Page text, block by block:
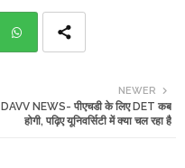
ats
NEWER
DAVV NEWS- पीएचडी के लिए DET कब
होगी, पढ़िए यूनिवर्सिटी में क्या चल रहा है